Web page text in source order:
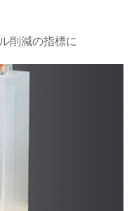
削減の指標に